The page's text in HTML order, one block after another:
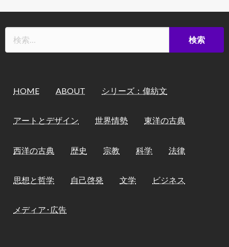
HOME ABOUT シリーズ：偉紡文
アートとデザイン 世界情勢 東洋の古典
西洋の古典 歴史 宗教 科学 法律
思想と哲学 自己啓発 文学 ビジネス
メディア･広告